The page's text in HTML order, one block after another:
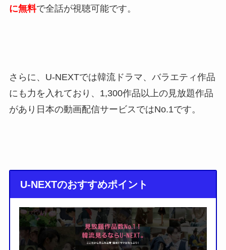
に無料で全話が視聴可能です。
さらに、U-NEXTでは韓流ドラマ、バラエティ作品
にも力を入れており、1,300作品以上の見放題作品
があり日本の動画配信サービスではNo.1です。
U-NEXTのおすすめポイント